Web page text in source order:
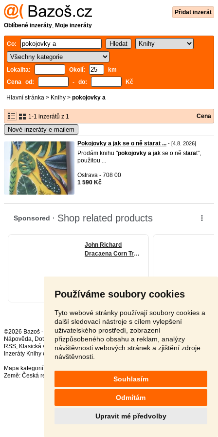
Používáme soubory cookies
Tyto webové stránky používají soubory cookies a
další sledovací nástroje s cílem vylepšení
uživatelského prostředí, zobrazení
přizpůsobeného obsahu a reklam, analýzy
návštěvnosti webových stránek a zjištění zdroje
návštěvnosti.
Souhlasím
Odmítám
Upravit mé předvolby
Přidat inzerát
Oblíbené inzeráty, Moje inzeráty
Co:
Lokalita: Okolí:
km
Cena od:
- do: Kč
Hlavní stránka > Knihy > pokojovky a
1-1 inzerátů z 1 Cena
Nové inzeráty e-mailem
Pokojovky a jak se o ně starat ... - [4.8. 2026]
Prodám knihu "pokojovky a jak se o ně starat",
použitou ...
Ostrava - 708 00
1 590 Kč
©2026 Bazoš -
Inzerce, Bazar
Nápověda, Dotazy ,Hodnocení,Kontakt,Reklama Podmínky,Ochrana údajů
RSS,
Inzeráty Knihy celkem:
36807 , za 24 hodin:
Mapa kategorií
Země: Česká republika Polsko, Rakousko